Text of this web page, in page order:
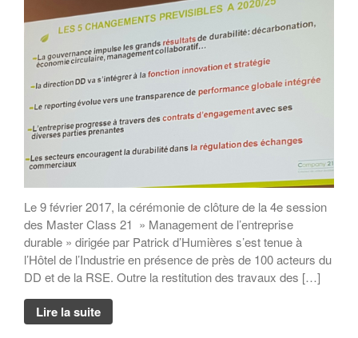
Le 9 février 2017, la cérémonie de clôture de la 4e session
des Master Class 21 » Management de l’entreprise
durable » dirigée par Patrick d’Humières s’est tenue à
l’Hôtel de l’Industrie en présence de près de 100 acteurs du
DD et de la RSE. Outre la restitution des travaux des […]
Lire la suite